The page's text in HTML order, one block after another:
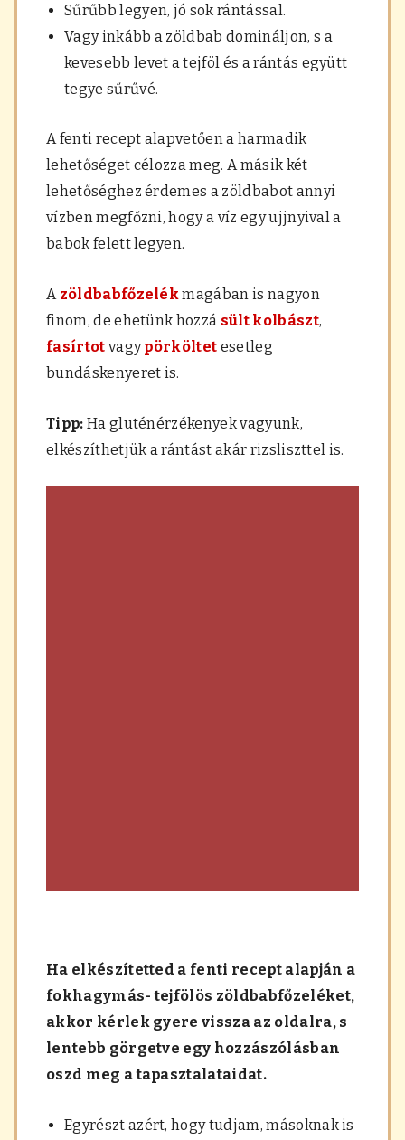
Sűrűbb legyen, jó sok rántással.
Vagy inkább a zöldbab domináljon, s a
kevesebb levet a tejföl és a rántás együtt
tegye sűrűvé.
A fenti recept alapvetően a harmadik
lehetőséget célozza meg. A másik két
lehetőséghez érdemes a zöldbabot annyi
vízben megfőzni, hogy a víz egy ujjnyival a
babok felett legyen.
A zöldbabfőzelékmagában is nagyon
finom, de ehetünk hozzá sült kolbászt,
fasírtot vagypörköltet esetleg
bundáskenyeret is.
Tipp: Ha gluténérzékenyek vagyunk,
elkészíthetjük a rántást akár rizsliszttel is.
Ha elkészítetted a fenti recept alapján a
fokhagymás- tejfölös zöldbabfőzeléket,
akkor kérlek gyere vissza az oldalra, s
lentebb görgetve egy hozzászólásban
oszd meg a tapasztalataidat.
Egyrészt azért, hogy tudjam, másoknak is